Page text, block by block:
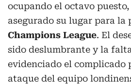
ocupando el octavo
asegurado su lugar para la
Champions League. El
sido deslumbrante y la
evidenciado el complicado
ataque del equipo